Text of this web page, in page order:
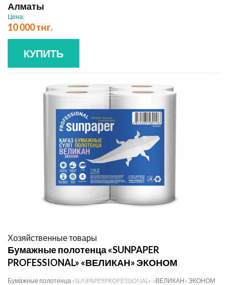
Алматы
Цена:
10 000 тнг.
КУПИТЬ
Хозяйственные товары
Бумажные полотенца «SUNPAPER
PROFESSIONAL» «ВЕЛИКАН» ЭКОНОМ
Бумажные полотенца «SUNPAPERPROFESSIONAL» «ВЕЛИКАН» ЭКОНОМ